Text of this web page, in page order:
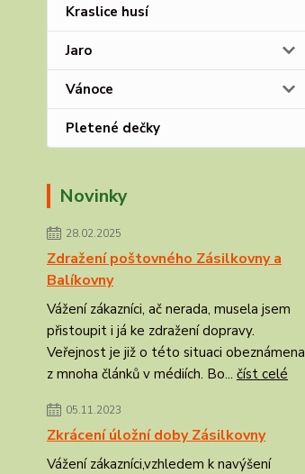
Kraslice husí
Jaro
Vánoce
Pletené dečky
Novinky
28.02.2025
Zdražení poštovného Zásilkovny a
Balíkovny
Vážení zákazníci, ač nerada, musela jsem
přistoupit i já ke zdražení dopravy.
Veřejnost je již o této situaci obeznámena
z mnoha článků v médiích. Bo... číst celé
05.11.2023
Zkrácení úložní doby Zásilkovny
Vážení zákazníci,vzhledem k navýšení